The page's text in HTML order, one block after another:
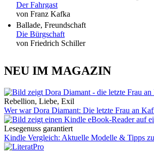
Der Fahrgast
von Franz Kafka
Ballade, Freundschaft
Die Bürgschaft
von Friedrich Schiller
NEU IM MAGAZIN
Rebellion, Liebe, Exil
Wer war Dora Diamant: Die letzte Frau an
Lesegenuss garantiert
Kindle Vergleich: Aktuelle Modelle & Tipps